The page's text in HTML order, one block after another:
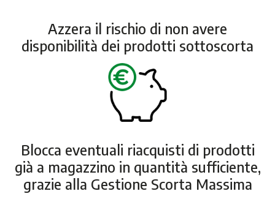
Azzera il rischio di non avere
disponibilità dei prodotti sottoscorta
Blocca eventuali riacquisti di prodotti
già a magazzino in quantità sufficiente,
grazie alla Gestione Scorta Massima